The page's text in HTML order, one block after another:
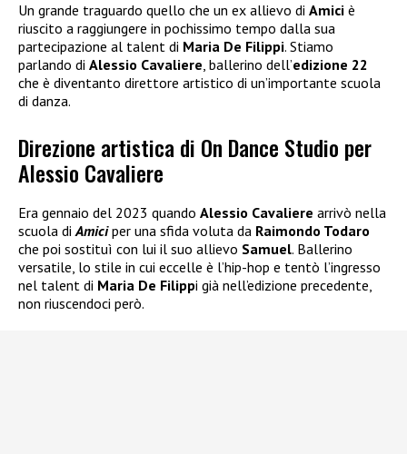
Un grande traguardo quello che un ex allievo di Amici è
riuscito a raggiungere in pochissimo tempo dalla sua
partecipazione al talent di Maria De Filippi. Stiamo
parlando di Alessio Cavaliere, ballerino dell’edizione 22
che è diventanto direttore artistico di un’importante scuola
di danza.
Direzione artistica di On Dance Studio per
Alessio Cavaliere
Era gennaio del 2023 quando Alessio Cavaliere arrivò nella
scuola di Amiciper una sfida voluta da Raimondo Todaro
che poi sostituì con lui il suo allievo Samuel. Ballerino
versatile, lo stile in cui eccelle è l’hip-hop e tentò l’ingresso
nel talent di Maria De Filippi già nell’edizione precedente,
non riuscendoci però.